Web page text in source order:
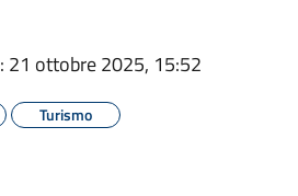
: 21 ottobre 2025, 15:52
Turismo